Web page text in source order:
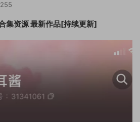
255
集资源 最新作品[持续更新]